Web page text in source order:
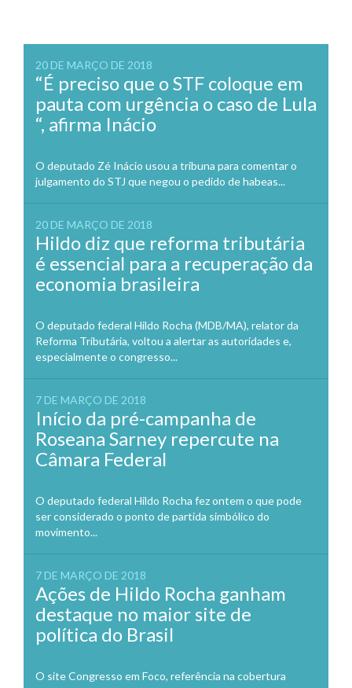
20 DE MARÇO DE 2018
“É preciso que o STF coloque em
pauta com urgência o caso de Lula
“, afirma Inácio
O deputado Zé Inácio usou a tribuna para comentar o
julgamento do STJ que negou o pedido de habeas...
20 DE MARÇO DE 2018
Hildo diz que reforma tributária
é essencial para a recuperação da
economia brasileira
O deputado federal Hildo Rocha (MDB/MA), relator da
Reforma Tributária, voltou a alertar as autoridades e,
especialmente o congresso...
7 DE MARÇO DE 2018
Início da pré-campanha de
Roseana Sarney repercute na
Câmara Federal
O deputado federal Hildo Rocha fez ontem o que pode
ser considerado o ponto de partida simbólico do
movimento...
7 DE MARÇO DE 2018
Ações de Hildo Rocha ganham
destaque no maior site de
política do Brasil
O site Congresso em Foco, referência na cobertura